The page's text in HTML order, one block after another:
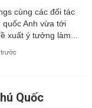
cùng các đối tác
Anh vừa tới
xuất ý tưởng làm...
Quốc